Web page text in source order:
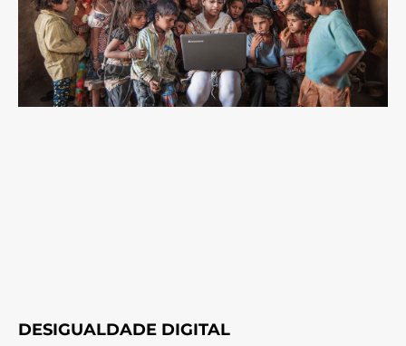
DESIGUALDADE DIGITAL